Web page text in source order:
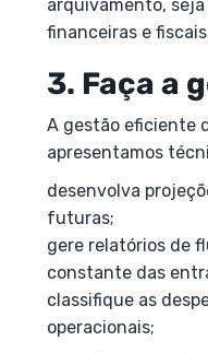
arquivamento,
financeiras e
3. Faça a
A gestão eficiente
apresentamos
desenvolva
futuras;
gere relatórios de
constante das
classifique as
operacionais;